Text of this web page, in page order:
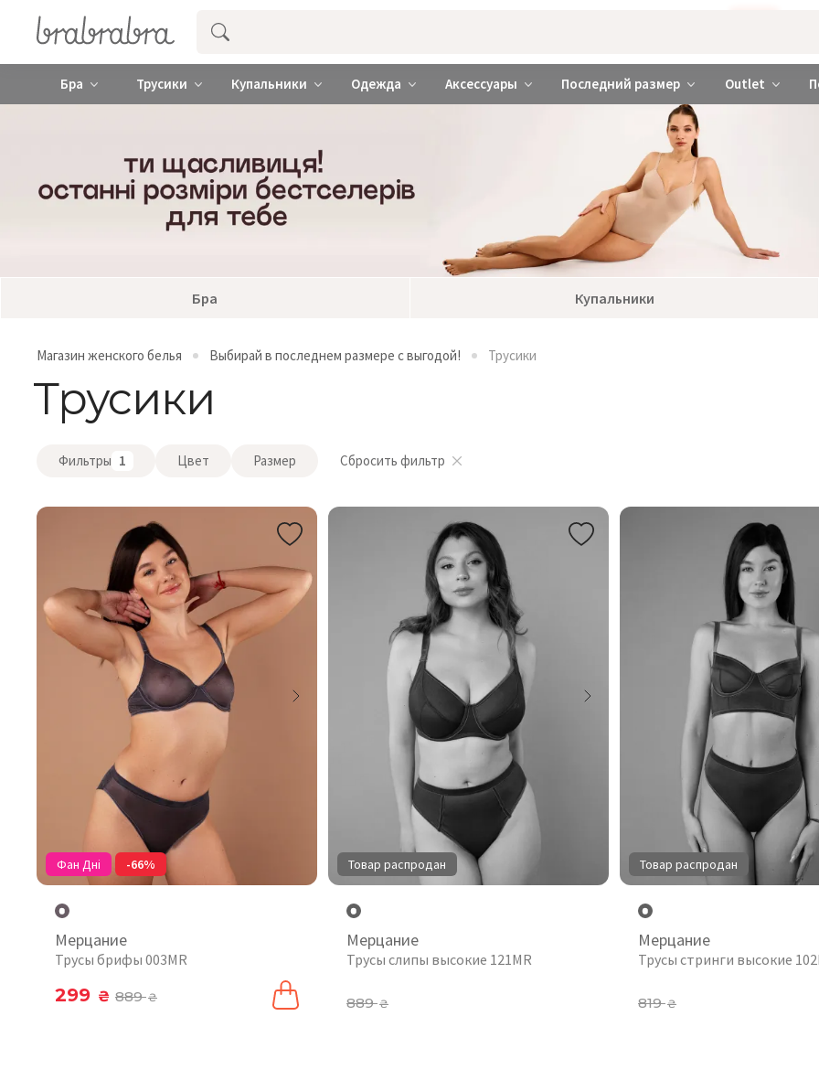
Купить нижнее женское белье ❤️ brabrabra ❤️ Киев и Украина
Бра Трусики Купальники Одежда Аксессуары Последний размер Outlet
Бра Купальники
Магазин женского белья Выбирай в последнем размере с выгодой! Трусики
Трусики
Фильтры 1 Цвет Размер Сбросить фильтр
Фан Дні -66%
Мерцание
Трусы брифы 003MR
299 ₴ 889₴
Товар распродан
Мерцание
Трусы слипы высокие 121MR
889₴
Товар распродан
Мерцание
Трусы стринги высокие
819₴